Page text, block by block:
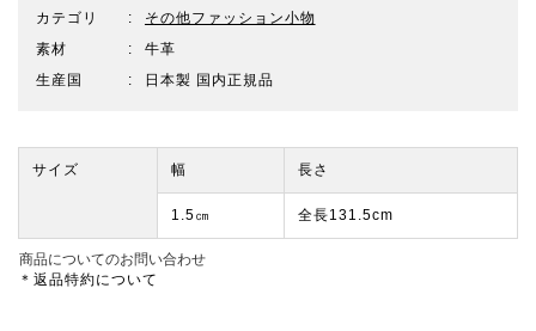
カテゴリ
その他ファッション小物
素材
牛革
生産国
日本製 国内正規品
サイズ 幅 長さ
1.5㎝ 全長131.5cm
商品についてのお問い合わせ
＊返品特約について